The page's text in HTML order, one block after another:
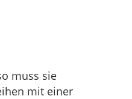
muss sie
mit einer